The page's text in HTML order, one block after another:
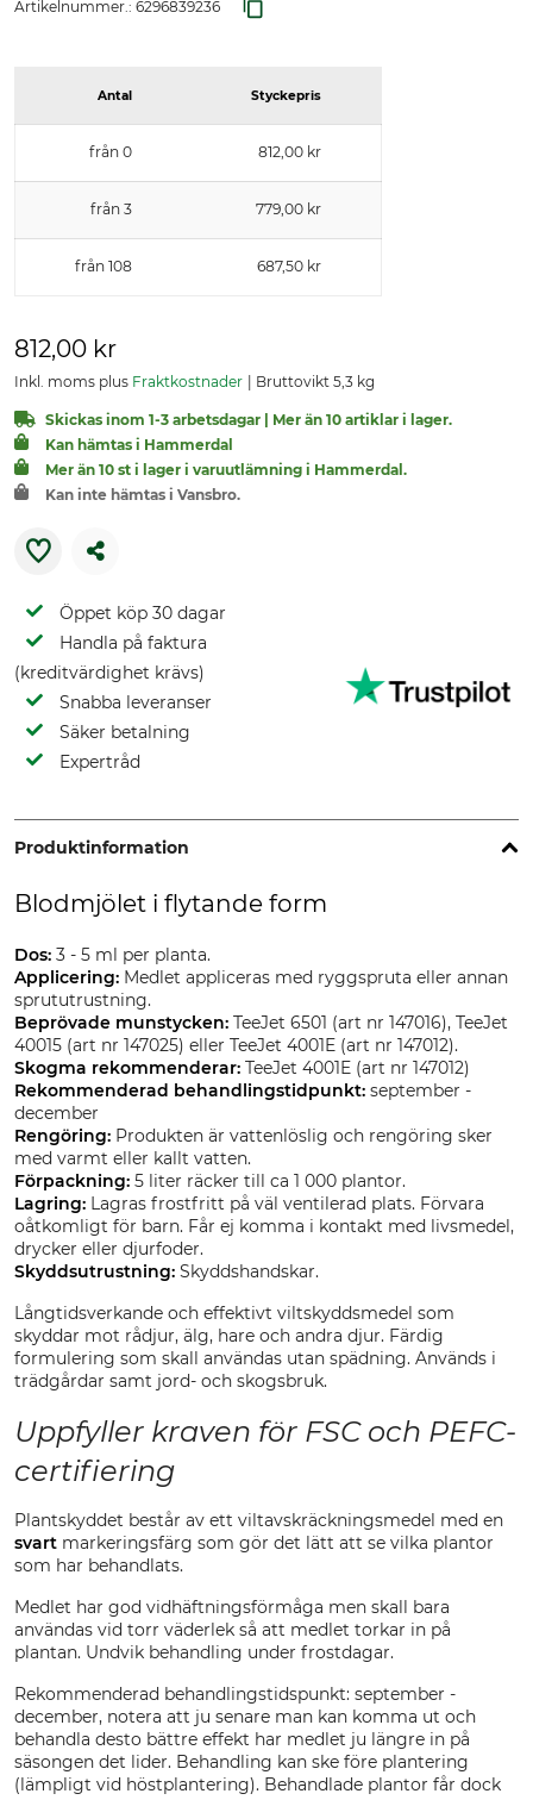
Artikelnummer.: 6296839236
Antal Styckepris
från 0 812,00 kr
från 3 779,00 kr
från 108 687,50 kr
812,00 kr
Inkl. moms plus Fraktkostnader Bruttovikt 5,3 kg
Skickas inom 1-3 arbetsdagar | Mer än 10 artiklar i lager.
Kan hämtas i Hammerdal
Mer än 10 st i lager i varuutlämning i Hammerdal.
Kan inte hämtas i Vansbro.
Öppet köp 30 dagar
Handla på faktura
(kreditvärdighet krävs)
Snabba leveranser
Säker betalning
Expertråd
Produktinformation
Blodmjölet i flytande form
Dos: 3 - 5 ml per planta.
Applicering: Medlet appliceras med ryggspruta eller annan
sprututrustning.
Beprövade munstycken: TeeJet 6501 (art nr 147016), TeeJet
40015 (art nr 147025) eller TeeJet 4001E (art nr 147012).
Skogma rekommenderar: TeeJet 4001E (art nr 147012)
Rekommenderad behandlingstidpunkt: september -
december
Rengöring: Produkten är vattenlöslig och rengöring sker
med varmt eller kallt vatten.
Förpackning: 5 liter räcker till ca 1 000 plantor.
Lagring: Lagras frostfritt på väl ventilerad plats. Förvara
oåtkomligt för barn. Får ej komma i kontakt med livsmedel,
drycker eller djurfoder.
Skyddsutrustning: Skyddshandskar.
Långtidsverkande och effektivt viltskyddsmedel som
skyddar mot rådjur, älg, hare och andra djur. Färdig
formulering som skall användas utan spädning. Används i
trädgårdar samt jord- och skogsbruk.
Uppfyller kraven för FSC och PEFC-
certifiering
Plantskyddet består av ett viltavskräckningsmedel med en
svart markeringsfärg som gör det lätt att se vilka plantor
som har behandlats.
Medlet har god vidhäftningsförmåga men skall bara
användas vid torr väderlek så att medlet torkar in på
plantan. Undvik behandling under frostdagar.
Rekommenderad behandlingstidspunkt: september -
december, notera att ju senare man kan komma ut och
behandla desto bättre effekt har medlet ju längre in på
säsongen det lider. Behandling kan ske före plantering
(lämpligt vid höstplantering). Behandlade plantor får dock